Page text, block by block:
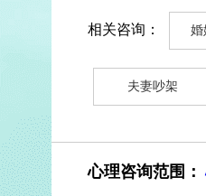
相关咨询： 婚
夫妻吵架
心理咨询范围：